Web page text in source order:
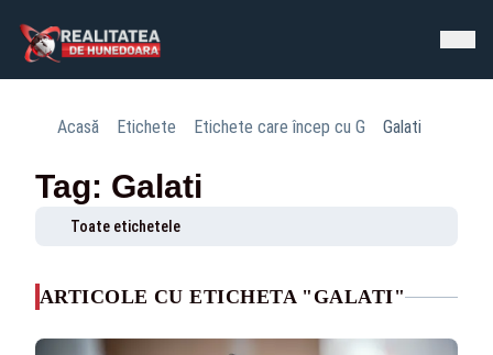
Acasă Etichete Etichete care încep cu G Galati
Tag: Galati
Toate etichetele
ARTICOLE CU ETICHETA "GALATI"